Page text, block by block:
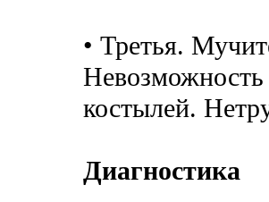
• Третья.
Невозможность
костылей.
Диагностика